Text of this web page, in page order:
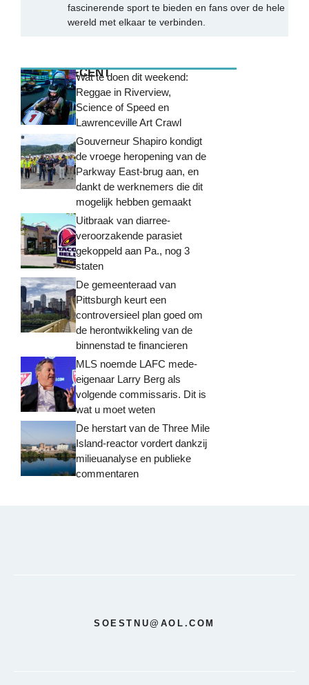
fascinerende sport te bieden en fans over de hele
wereld met elkaar te verbinden.
MEEST RECENTWat te doen dit weekend:
Reggae in Riverview,
Science of Speed ​​en
Lawrenceville Art Crawl
Gouverneur Shapiro kondigt
de vroege heropening van de
Parkway East-brug aan, en
dankt de werknemers die dit
mogelijk hebben gemaakt
Uitbraak van diarree-
veroorzakende parasiet
gekoppeld aan Pa., nog 3
staten
De gemeenteraad van
Pittsburgh keurt een
controversieel plan goed om
de herontwikkeling van de
binnenstad te financieren
MLS noemde LAFC mede-
eigenaar Larry Berg als
volgende commissaris. Dit is
wat u moet weten
De herstart van de Three Mile
Island-reactor vordert dankzij
milieuanalyse en publieke
commentaren
SOESTNU@AOL.COM